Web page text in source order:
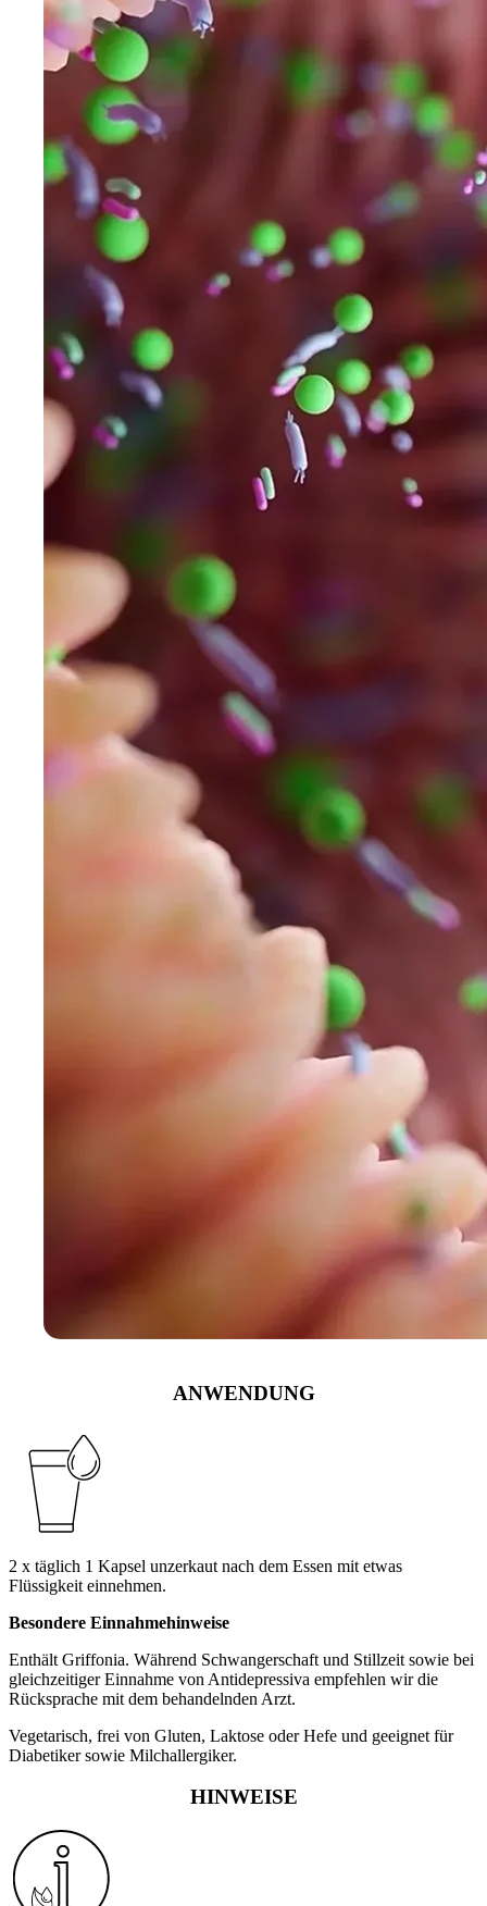
ANWENDUNG
2 x täglich 1 Kapsel unzerkaut nach dem Essen mit etwas
Flüssigkeit einnehmen.
Besondere Einnahmehinweise
Enthält Griffonia. Während Schwangerschaft und Stillzeit sowie bei
gleichzeitiger Einnahme von Antidepressiva empfehlen wir die
Rücksprache mit dem behandelnden Arzt.
Vegetarisch, frei von Gluten, Laktose oder Hefe und geeignet für
Diabetiker sowie Milchallergiker.
HINWEISE